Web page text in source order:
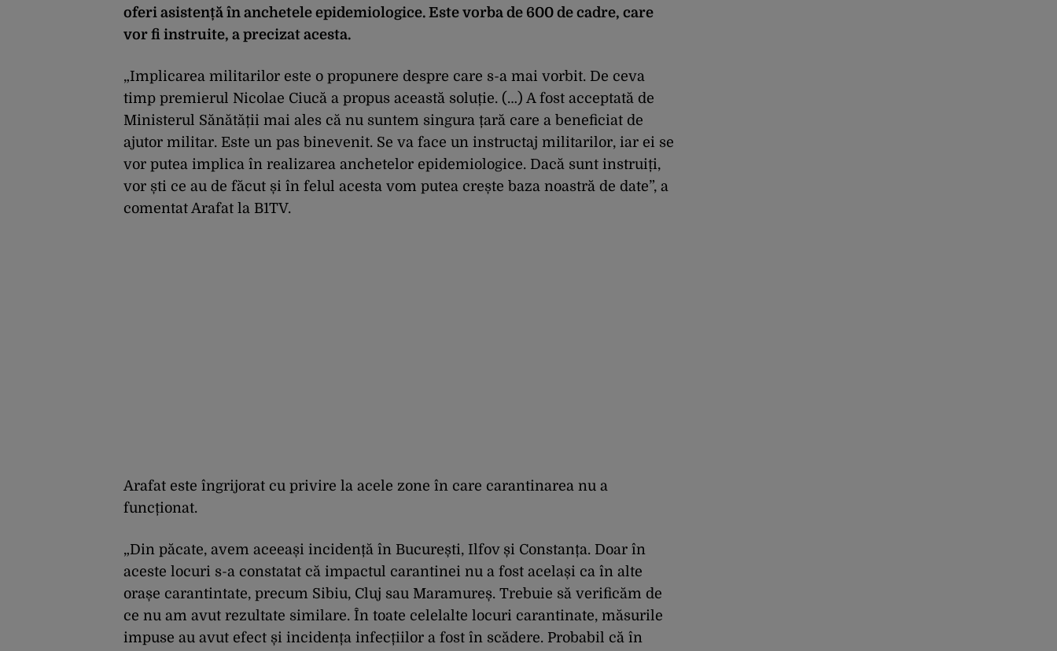
oferi asistență în anchetele epidemiologice. Este vorba de 600 de cadre, care
vor fi instruite, a precizat acesta.
„Implicarea militarilor este o propunere despre care s-a mai vorbit. De ceva
timp premierul Nicolae Ciucă a propus această soluție. (…) A fost acceptată de
Ministerul Sănătății mai ales că nu suntem singura țară care a beneficiat de
ajutor militar. Este un pas binevenit. Se va face un instructaj militarilor, iar ei se
vor putea implica în realizarea anchetelor epidemiologice. Dacă sunt instruiți,
vor ști ce au de făcut și în felul acesta vom putea crește baza noastră de date”, a
comentat Arafat la B1TV.
Arafat este îngrijorat cu privire la acele zone în care carantinarea nu a
funcționat.
„Din păcate, avem aceeași incidență în București, Ilfov și Constanța. Doar în
aceste locuri s-a constatat că impactul carantinei nu a fost același ca în alte
orașe carantintate, precum Sibiu, Cluj sau Maramureș. Trebuie să verificăm de
ce nu am avut rezultate similare. În toate celelalte locuri carantinate, măsurile
impuse au avut efect și incidența infecțiilor a fost în scădere. Probabil că în